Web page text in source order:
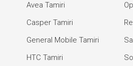
Avea Tamiri
Casper Tamiri
General Mobile Tamiri
HTC Tamiri